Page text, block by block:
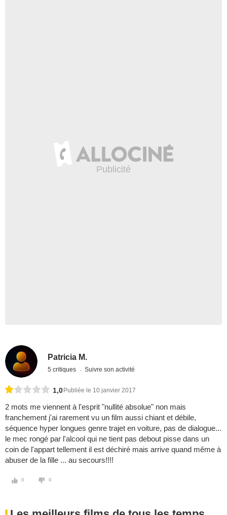
Patricia M.
5 critiques Suivre son activité
1,0 Publiée le 10 janvier 2017
2 mots me viennent à l'esprit "nullité absolue" non mais
franchement j'ai rarement vu un film aussi chiant et débile,
séquence hyper longues genre trajet en voiture, pas de dialogue...
le mec rongé par l'alcool qui ne tient pas debout pisse dans un
coin de l'appart tellement il est déchiré mais arrive quand même à
abuser de la fille ... au secours!!!!
0 0